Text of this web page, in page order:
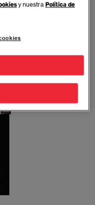
y nuestraPolítica de